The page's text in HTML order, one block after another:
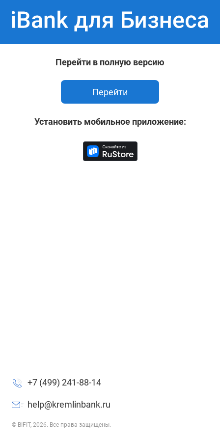
Перейти в полную версию
Перейти
Установить мобильное приложение:
+7 (499) 241-88-14
help@kremlinbank.ru
© BIFIT, 2026. Все права защищены.